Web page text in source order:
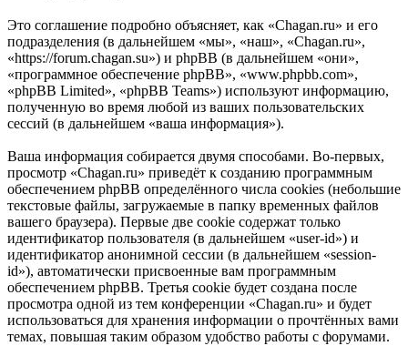
Это соглашение подробно объясняет, как «Chagan.ru» и его
подразделения (в дальнейшем «мы», «наш», «Chagan.ru»,
«https://forum.chagan.su») и phpBB (в дальнейшем «они»,
«программное обеспечение phpBB», «www.phpbb.com»,
«phpBB Limited», «phpBB Teams») используют информацию,
полученную во время любой из ваших пользовательских
сессий (в дальнейшем «ваша информация»).
Ваша информация собирается двумя способами. Во-первых,
просмотр «Chagan.ru» приведёт к созданию программным
обеспечением phpBB определённого числа cookies (небольшие
текстовые файлы, загружаемые в папку временных файлов
вашего браузера). Первые две cookie содержат только
идентификатор пользователя (в дальнейшем «user-id») и
идентификатор анонимной сессии (в дальнейшем «session-
id»), автоматически присвоенные вам программным
обеспечением phpBB. Третья cookie будет создана после
просмотра одной из тем конференции «Chagan.ru» и будет
использоваться для хранения информации о прочтённых вами
темах, повышая таким образом удобство работы с форумами.